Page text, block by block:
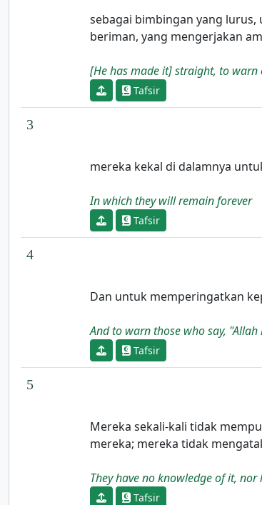
sebagai bimbingan yang
beriman, yang mengerjakan
[He has made it] straight, to
Tafsir
3
mereka kekal di dalamnya
In which they will remain forever
Tafsir
4
Dan untuk memperingatkan
And to warn those who say,
Tafsir
5
Mereka sekali-kali tidak
mereka; mereka tidak
They have no knowledge of it,
Tafsir